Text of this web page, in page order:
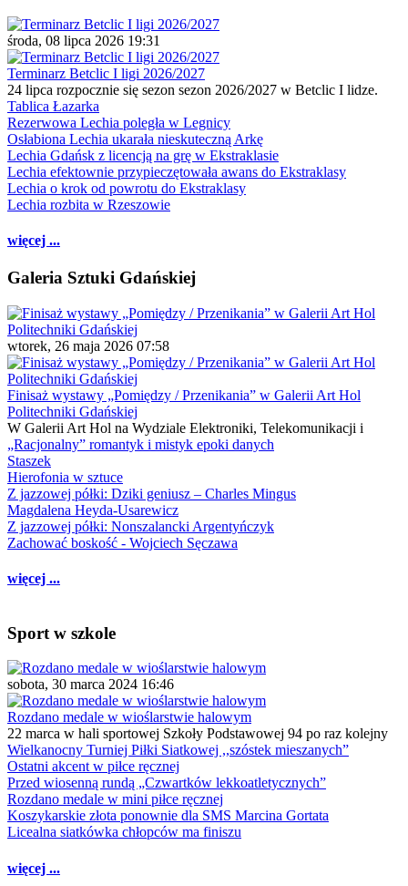
środa, 08 lipca 2026 19:31
Terminarz Betclic I ligi 2026/2027
24 lipca rozpocznie się sezon sezon 2026/2027 w Betclic I lidze.
Tablica Łazarka
Rezerwowa Lechia poległa w Legnicy
Osłabiona Lechia ukarała nieskuteczną Arkę
Lechia Gdańsk z licencją na grę w Ekstraklasie
Lechia efektownie przypieczętowała awans do Ekstraklasy
Lechia o krok od powrotu do Ekstraklasy
Lechia rozbita w Rzeszowie
więcej ...
Galeria Sztuki Gdańskiej
wtorek, 26 maja 2026 07:58
Finisaż wystawy „Pomiędzy / Przenikania” w Galerii Art Hol
Politechniki Gdańskiej
W Galerii Art Hol na Wydziale Elektroniki, Telekomunikacji i
„Racjonalny” romantyk i mistyk epoki danych
Staszek
Hierofonia w sztuce
Z jazzowej półki: Dziki geniusz – Charles Mingus
Magdalena Heyda-Usarewicz
Z jazzowej półki: Nonszalancki Argentyńczyk
Zachować boskość - Wojciech Sęczawa
więcej ...
Sport w szkole
sobota, 30 marca 2024 16:46
Rozdano medale w wioślarstwie halowym
22 marca w hali sportowej Szkoły Podstawowej 94 po raz kolejny
Wielkanocny Turniej Piłki Siatkowej ,,szóstek mieszanych”
Ostatni akcent w piłce ręcznej
Przed wiosenną rundą „Czwartków lekkoatletycznych”
Rozdano medale w mini piłce ręcznej
Koszykarskie złota ponownie dla SMS Marcina Gortata
Licealna siatkówka chłopców ma finiszu
więcej ...